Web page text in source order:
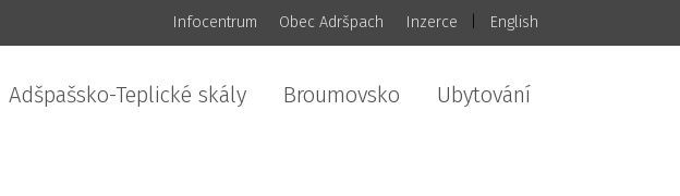
Infocentrum Obec Adršpach Inzerce English
Adšpašsko-Teplické skály Broumovsko Ubytování